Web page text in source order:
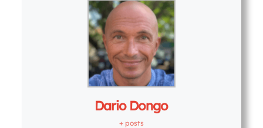
Dario Dongo
+ posts